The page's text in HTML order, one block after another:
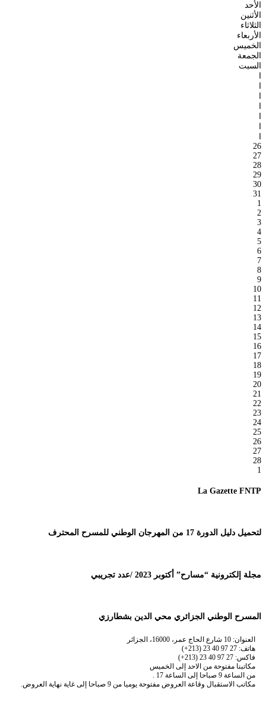
الأحد
الأثنين
الثلاثاء
الأربعاء
الخميس
الجمعة
السبت
26
27
28
29
30
31
1
2
3
4
5
6
7
8
9
10
11
12
13
14
15
16
17
18
19
20
21
22
23
24
25
26
27
28
1
La Gazette FNTP
لتحميل دليل الدورة 17 من المهرجان الوطني للمسرح المحترف
مجلة إلكترونية “مسارح” أكتوبر 2023 /عدد تجريبي
المسرح الوطني الجزائري محي الدين بشطارزي
العنوان: 10 شارع الحاج عمر، 16000، الجزائر
هاتف: 27 97 40 23 (213+)
فاكس: 27 97 40 23 (213+)
مكاتبنا مفتوحة من الاحد إلى الخميس
من الساعة 9 صباحا إلى الساعة 17 .
مكاتب الاستقبال وقاعة العروض مفتوحة يوميا من 9 صباحا إلى غاية نهاية العروض.